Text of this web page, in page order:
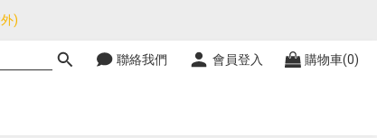
)
)
正常營業。
)
聯絡我們 會員登入 購物車(0)